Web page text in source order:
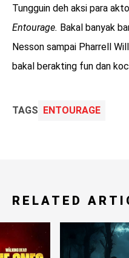
Tungguin deh aksi para
Entourage. Bakal banyak
Nesson sampai Pharrell
bakal berakting fun dan
TAGS ENTOURAGE
RELATED